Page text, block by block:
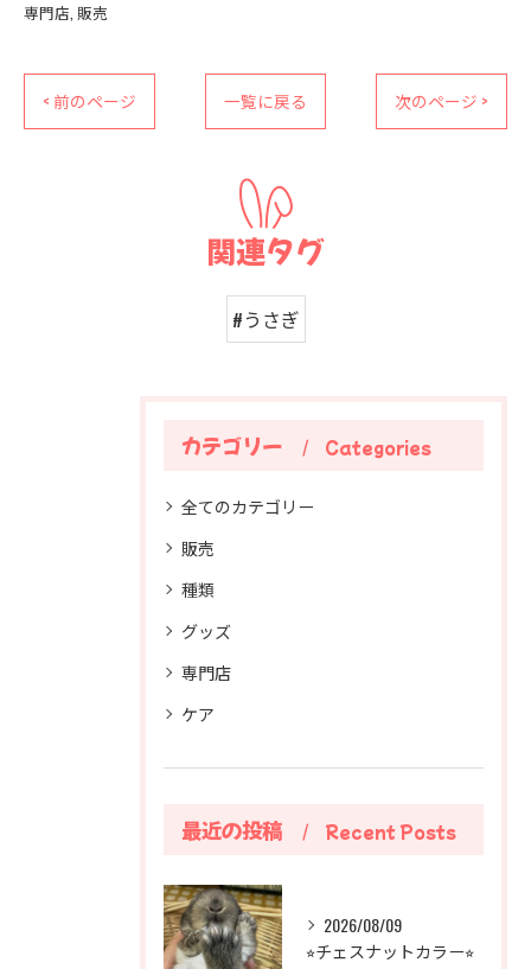
専門店 販売
< 前のページ 一覧に戻る 次のページ >
関連タグ
#うさぎ
カテゴリー Categories
全てのカテゴリー
販売
種類
グッズ
専門店
ケア
最近の投稿 Recent Posts
2026/08/09
⭐︎チェスナットカラー⭐︎